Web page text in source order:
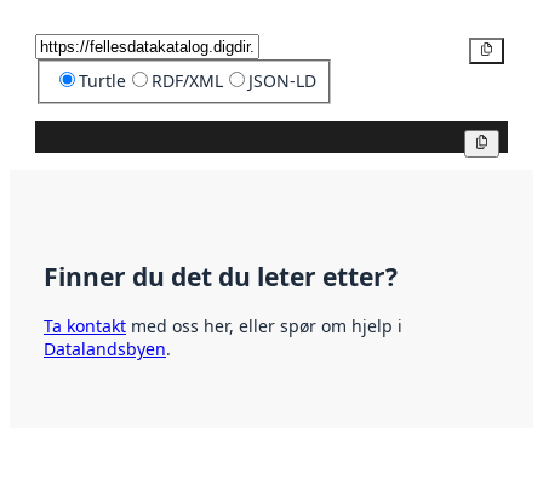
Turtle RDF/XML JSON-LD
Finner du det du leter etter?
Ta kontakt med oss her, eller spør om hjelp i
Datalandsbyen.